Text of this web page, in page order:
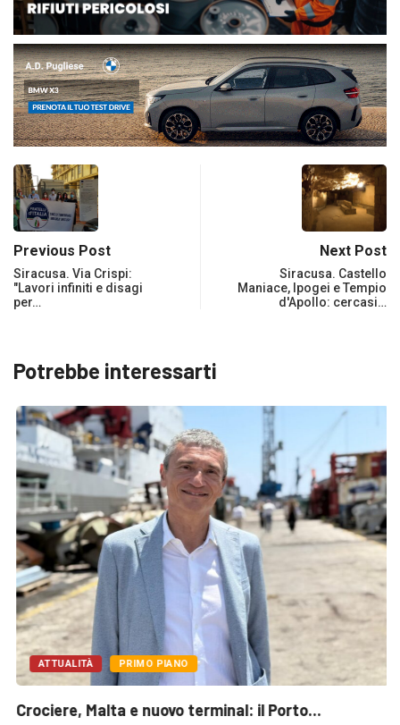
Previous Post
Siracusa. Via Crispi:
"Lavori infiniti e disagi
per…
Next Post
Siracusa. Castello
Maniace, Ipogei e Tempio
d'Apollo: cercasi…
Potrebbe interessarti
ATTUALITÀ PRIMO PIANO
Crociere, Malta e nuovo terminal: il Porto...